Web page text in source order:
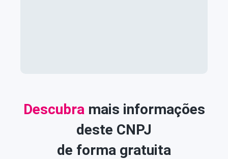
Descubra mais informações
deste CNPJ
de forma gratuita